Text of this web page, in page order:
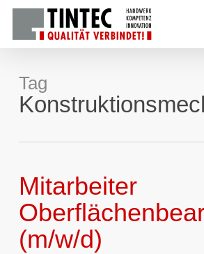
Skip
main
Tag
Mitarbeiter
(m/w/d)